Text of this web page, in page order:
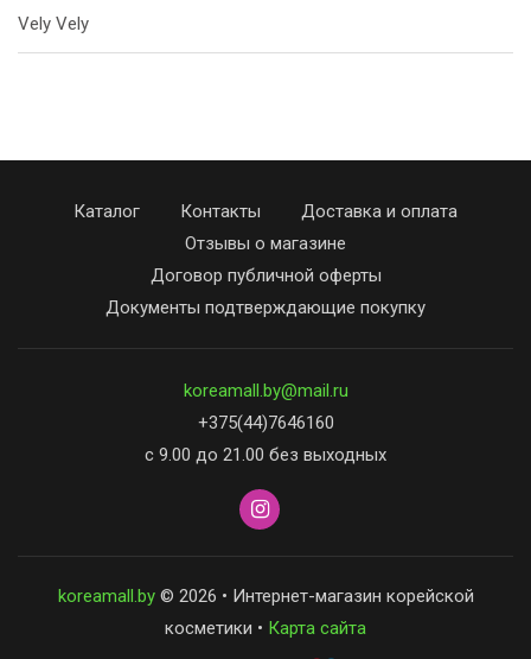
Vely Vely
Каталог Контакты
Доставка и оплата
Отзывы о магазине
Договор публичной оферты
Документы подтверждающие покупку
koreamall.by@mail.ru
+375(44)7646160
с 9.00 до 21.00 без выходных
koreamall.by© 2026 • Интернет-магазин корейской
косметики • Карта сайта